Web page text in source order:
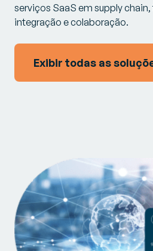
serviços SaaS em supply
integração e colaboração.
Exibir todas as